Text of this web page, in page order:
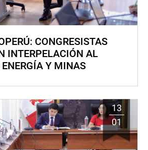
CONGRESISTAS
INTERPELACIÓN AL
Y MINAS
13
01